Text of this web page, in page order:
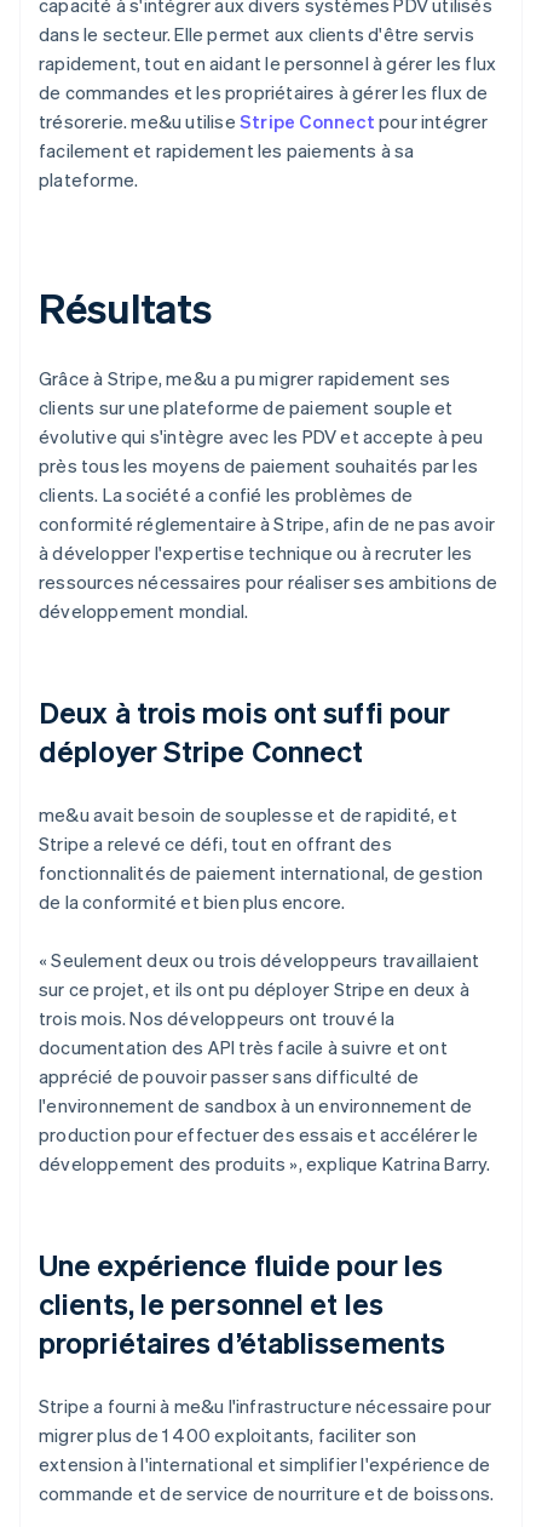
dans le secteur. Elle permet aux clients d'être servis
rapidement, tout en aidant le personnel à gérer les flux
de commandes et les propriétaires à gérer les flux de
trésorerie. me&u utilise Stripe Connect pour intégrer
facilement et rapidement les paiements à sa
plateforme.
Résultats
Grâce à Stripe, me&u a pu migrer rapidement ses
clients sur une plateforme de paiement souple et
évolutive qui s'intègre avec les PDV et accepte à peu
près tous les moyens de paiement souhaités par les
clients. La société a confié les problèmes de
conformité réglementaire à Stripe, afin de ne pas avoir
à développer l'expertise technique ou à recruter les
ressources nécessaires pour réaliser ses ambitions de
développement mondial.
Deux à trois mois ont suffi pour
déployer Stripe Connect
me&u avait besoin de souplesse et de rapidité, et
Stripe a relevé ce défi, tout en offrant des
fonctionnalités de paiement international, de gestion
de la conformité et bien plus encore.
« Seulement deux ou trois développeurs travaillaient
sur ce projet, et ils ont pu déployer Stripe en deux à
trois mois. Nos développeurs ont trouvé la
documentation des API très facile à suivre et ont
apprécié de pouvoir passer sans difficulté de
l'environnement de sandbox à un environnement de
production pour effectuer des essais et accélérer le
développement des produits », explique Katrina Barry.
Une expérience fluide pour les
clients, le personnel et les
propriétaires d’établissements
Stripe a fourni à me&u l'infrastructure nécessaire pour
migrer plus de 1 400 exploitants, faciliter son
extension à l'international et simplifier l'expérience de
commande et de service de nourriture et de boissons.